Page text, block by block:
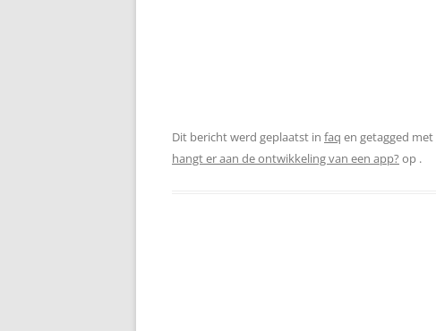
Dit bericht werd geplaatst in faq en getagged met
hangt er aan de ontwikkeling van een app? op .